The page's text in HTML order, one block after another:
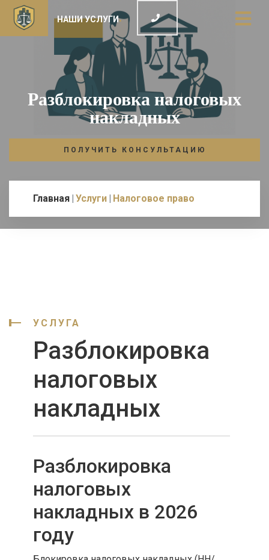
НАШИ УСЛУГИ
Разблокировка налоговых
накладных
ПОЛУЧИТЬ КОНСУЛЬТАЦИЮ
Главная Услуги Налоговое право
УСЛУГА
Разблокировка
налоговых
накладных
Разблокировка
налоговых
накладных в 2026
году